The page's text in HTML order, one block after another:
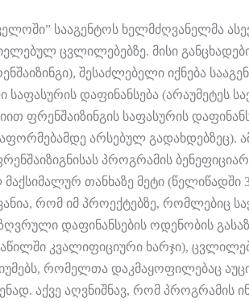
სააგენტოს ხელმძღვანელმა
ცვლილებებზე. მისი
შესაძლებელი იქნება
დაფინანსება (არაუმეტეს
ფრენშაიზინგის საფასურის
არსებულ გადახდებზეც).
პროგრამის
თანხაზე მეტი (წელიწადში
რომ იმ პროექტებზე, რომლებიც
დაფინანსების ოდენობის
კვალიფიციური ხარჯი),
რომელთა დაკმაყოფილებაც
აქვე აღვნიშნავ, რომ პროგრამის